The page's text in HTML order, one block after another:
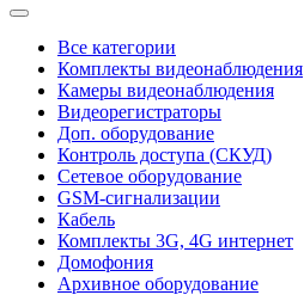
Все категории
Комплекты видеонаблюдения
Камеры видеонаблюдения
Видеорегистраторы
Доп. оборудование
Контроль доступа (СКУД)
Сетевое оборудование
GSM-сигнализации
Кабель
Комплекты 3G, 4G интернет
Домофония
Архивное оборудование